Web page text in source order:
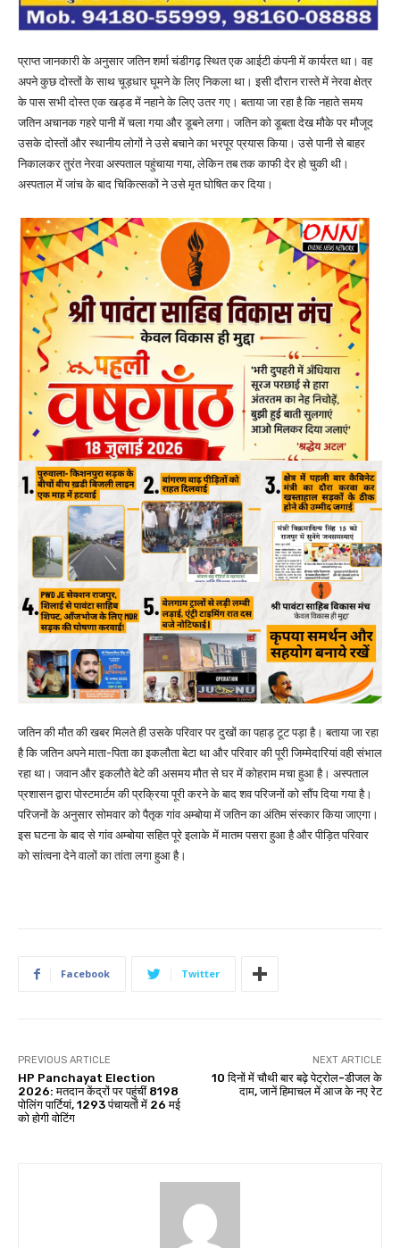
प्राप्त जानकारी के अनुसार जतिन शर्मा चंडीगढ़ स्थित एक आईटी कंपनी में कार्यरत था। वह
अपने कुछ दोस्तों के साथ चूड़धार घूमने के लिए निकला था। इसी दौरान रास्ते में नेरवा क्षेत्र
के पास सभी दोस्त एक खड्ड में नहाने के लिए उतर गए। बताया जा रहा है कि नहाते समय
जतिन अचानक गहरे पानी में चला गया और डूबने लगा। जतिन को डूबता देख मौके पर मौजूद
उसके दोस्तों और स्थानीय लोगों ने उसे बचाने का भरपूर प्रयास किया। उसे पानी से बाहर
निकालकर तुरंत नेरवा अस्पताल पहुंचाया गया, लेकिन तब तक काफी देर हो चुकी थी।
अस्पताल में जांच के बाद चिकित्सकों ने उसे मृत घोषित कर दिया।
जतिन की मौत की खबर मिलते ही उसके परिवार पर दुखों का पहाड़ टूट पड़ा है। बताया जा रहा
है कि जतिन अपने माता-पिता का इकलौता बेटा था और परिवार की पूरी जिम्मेदारियां वही संभाल
रहा था। जवान और इकलौते बेटे की असमय मौत से घर में कोहराम मचा हुआ है। अस्पताल
प्रशासन द्वारा पोस्टमार्टम की प्रक्रिया पूरी करने के बाद शव परिजनों को सौंप दिया गया है।
परिजनों के अनुसार सोमवार को पैतृक गांव अम्बोया में जतिन का अंतिम संस्कार किया जाएगा।
इस घटना के बाद से गांव अम्बोया सहित पूरे इलाके में मातम पसरा हुआ है और पीड़ित परिवार
को सांत्वना देने वालों का तांता लगा हुआ है।
Facebook Twitter
PREVIOUS ARTICLE
HP Panchayat Election
2026: मतदान केंद्रों पर पहुंचीं 8198
पोलिंग पार्टियां, 1293 पंचायतों में 26 मई
को होगी वोटिंग
NEXT ARTICLE
10 दिनों में चौथी बार बढ़े पेट्रोल-डीजल के
दाम, जानें हिमाचल में आज के नए रेट